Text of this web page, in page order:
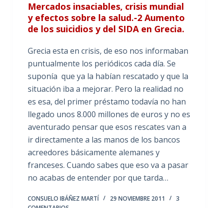
Mercados insaciables, crisis mundial
y efectos sobre la salud.-2 Aumento
de los suicidios y del SIDA en Grecia.
Grecia esta en crisis, de eso nos informaban
puntualmente los periódicos cada día. Se
suponía que ya la habían rescatado y que la
situación iba a mejorar. Pero la realidad no
es esa, del primer préstamo todavía no han
llegado unos 8.000 millones de euros y no es
aventurado pensar que esos rescates van a
ir directamente a las manos de los bancos
acreedores básicamente alemanes y
franceses. Cuando sabes que eso va a pasar
no acabas de entender por que tarda…
CONSUELO IBÁÑEZ MARTÍ 29 NOVIEMBRE 2011
3